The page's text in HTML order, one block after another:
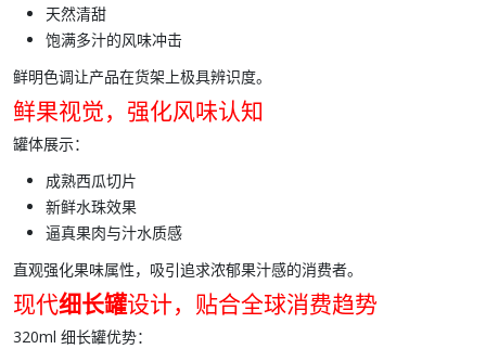
天然清甜
饱满多汁的风味冲击
鲜明色调让产品在货架上极具辨识度。
鲜果视觉，强化风味认知
罐体展示：
成熟西瓜切片
新鲜水珠效果
逼真果肉与汁水质感
直观强化果味属性，吸引追求浓郁果汁感的消费者。
现代细长罐设计，贴合全球消费趋势
320ml 细长罐优势：